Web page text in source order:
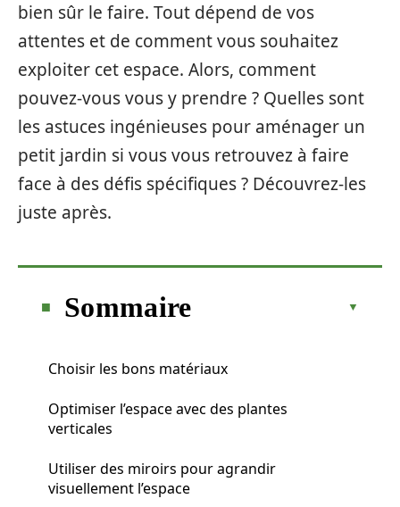
bien sûr le faire. Tout dépend de vos
attentes et de comment vous souhaitez
exploiter cet espace. Alors, comment
pouvez-vous vous y prendre ? Quelles sont
les astuces ingénieuses pour aménager un
petit jardin si vous vous retrouvez à faire
face à des défis spécifiques ? Découvrez-les
juste après.
Sommaire
Choisir les bons matériaux
Optimiser l’espace avec des plantes
verticales
Utiliser des miroirs pour agrandir
visuellement l’espace